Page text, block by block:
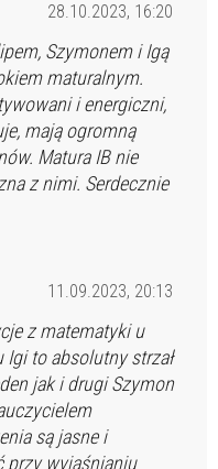
28.10.2023, 16:20
Szymonem i Igą
maturalnym.
i energiczni,
mają ogromną
Matura IB nie
z nimi. Serdecznie
11.09.2023, 20:13
z matematyki u
to absolutny strzał
jak i drugi Szymon
są jasne i
przy wyjaśnianiu